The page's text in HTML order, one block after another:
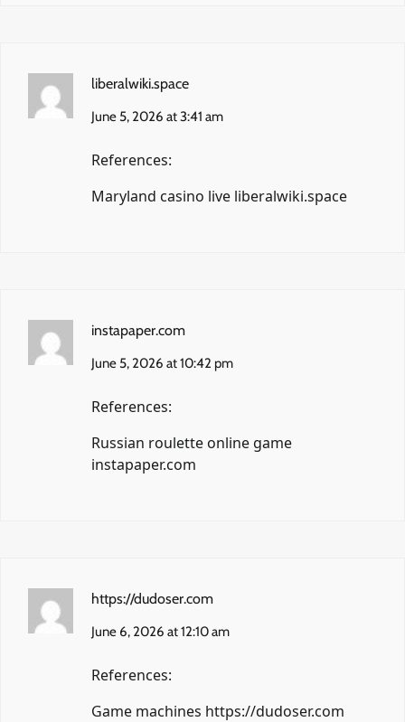
liberalwiki.space
June 5, 2026 at 3:41 am
References:
Maryland casino live liberalwiki.space
instapaper.com
June 5, 2026 at 10:42 pm
References:
Russian roulette online game
instapaper.com
https://dudoser.com
June 6, 2026 at 12:10 am
References:
Game machines https://dudoser.com